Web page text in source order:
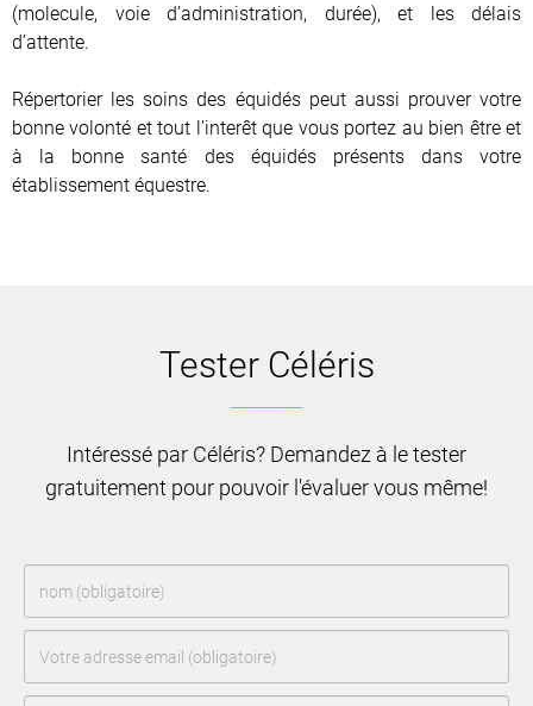
(molecule, voie d’administration, durée), et les délais
d’attente.
Répertorier les soins des équidés peut aussi prouver votre
bonne volonté et tout l’interêt que vous portez au bien être et
à la bonne santé des équidés présents dans votre
établissement équestre.
Tester Céléris
Intéressé par Céléris? Demandez à le tester
gratuitement pour pouvoir l'évaluer vous même!